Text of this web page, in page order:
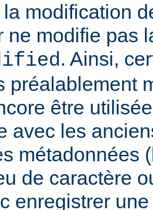
modification
ne modifie pas
. Ainsi,
préalablement
être
avec les
métadonnées
de caractère
enregistrer